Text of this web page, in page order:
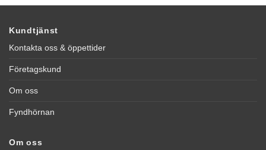
Kundtjänst
Kontakta oss & öppettider
Företagskund
Om oss
Fyndhörnan
Om oss